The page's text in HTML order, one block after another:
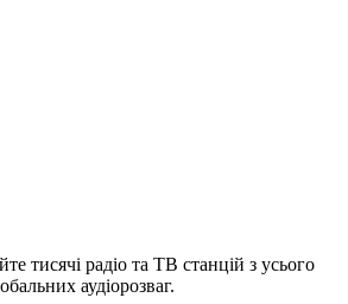
тисячі радіо та ТВ станцій з усього
аудіорозваг.